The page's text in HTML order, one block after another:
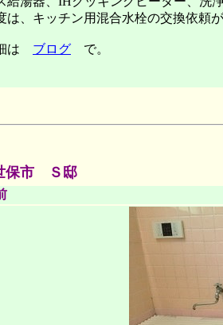
、キッチン用混合水栓の交換依頼
は ブログ で。
保市 Ｓ邸